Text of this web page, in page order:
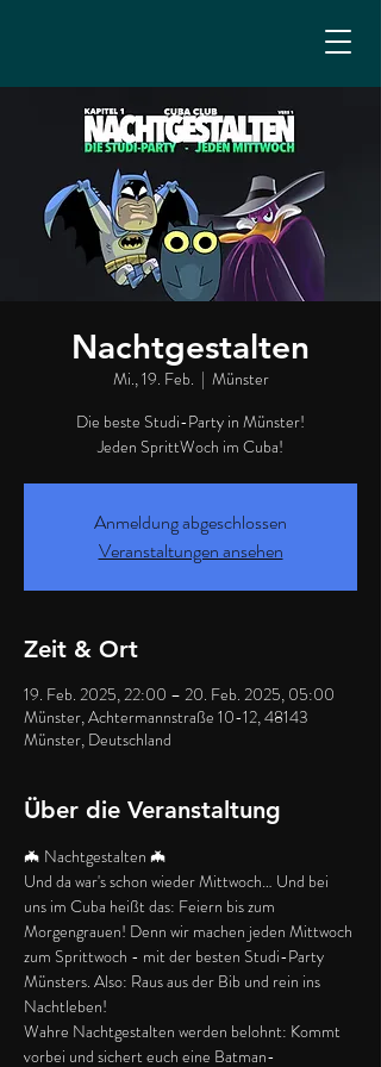
Nachtgestalten
Mi., 19. Feb.
  |
Münster
Die beste Studi-Party in Münster!
Jeden SprittWoch im Cuba!
Anmeldung abgeschlossen
Veranstaltungen ansehen
Zeit & Ort
19. Feb. 2025, 22:00 – 20. Feb. 2025, 05:00
Münster, Achtermannstraße 10-12, 48143
Münster, Deutschland
Über die Veranstaltung
🦇 Nachtgestalten 🦇
Und da war's schon wieder Mittwoch… Und bei
uns im Cuba heißt das: Feiern bis zum
Morgengrauen! Denn wir machen jeden Mittwoch
zum Sprittwoch - mit der besten Studi-Party
Münsters. Also: Raus aus der Bib und rein ins
Nachtleben!
Wahre Nachtgestalten werden belohnt: Kommt
vorbei und sichert euch eine Batman-